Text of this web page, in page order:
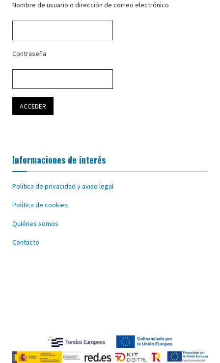
Nombre de usuario o dirección de correo electrónico
Contraseña
Informaciones de interés
Política de privacidad y aviso legal
Política de cookies
Quiénes somos
Contacto